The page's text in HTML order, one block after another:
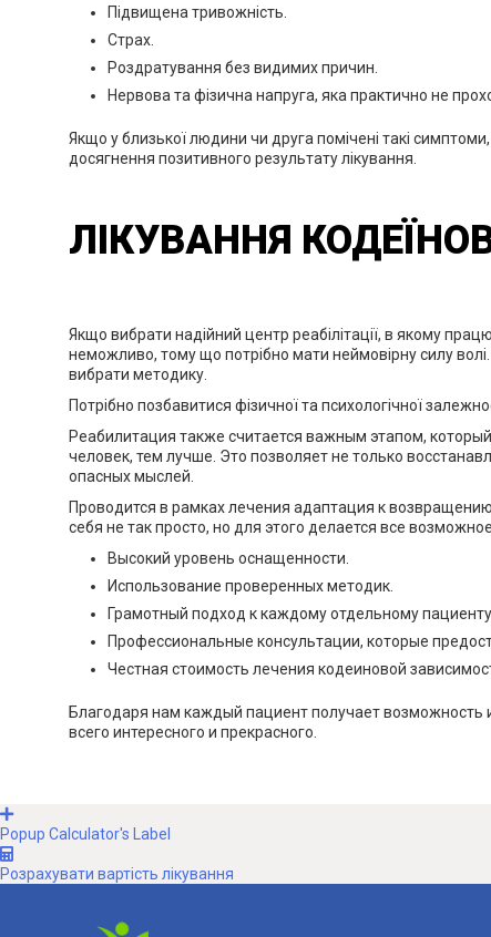
Підвищена тривожність.
Страх.
Роздратування без видимих ​​причин.
Нервова та фізична напруга, яка практично не
Якщо у близької людини чи друга помічені такі
досягнення позитивного результату лікування.
ЛІКУВАННЯ
Якщо вибрати надійний центр реабілітації, в якому
неможливо, тому що потрібно мати неймовірну силу
вибрати методику.
Потрібно позбавитися фізичної та психологічної
Реабилитация также считается важным этапом,
человек, тем лучше. Это позволяет не только
опасных мыслей.
Проводится в рамках лечения адаптация к
себя не так просто, но для этого делается все
Высокий уровень оснащенности.
Использование проверенных методик.
Грамотный подход к каждому отдельному пациенту.
Профессиональные консультации, которые
Честная стоимость лечения кодеиновой
Благодаря нам каждый пациент получает возможность
всего интересного и прекрасного.
Popup Calculator's Label
Розрахувати вартість лікування